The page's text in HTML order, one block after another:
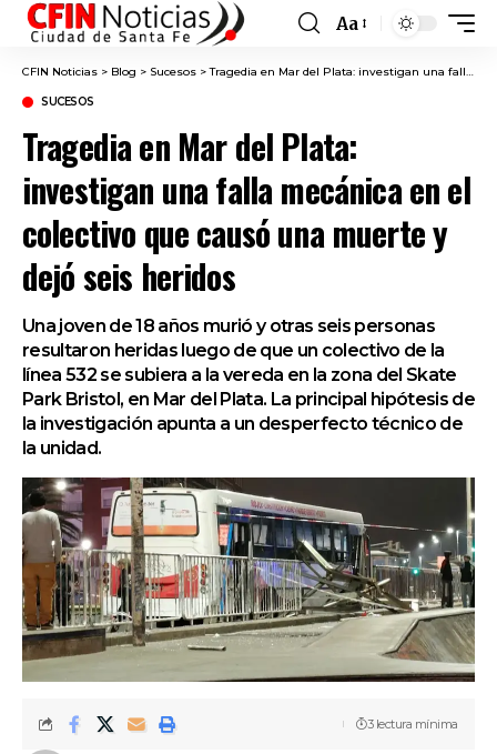
Font
Resizer
Aa
CFIN Noticias > Blog > Sucesos >Tragedia en Mar del Plata: investigan una falla mecánica en el colectivo que causó una muerte y dejó seis heridos
SUCESOS
Tragedia en Mar del Plata:
investigan una falla mecánica en el
colectivo que causó una muerte y
dejó seis heridos
Una joven de 18 años murió y otras seis personas
resultaron heridas luego de que un colectivo de la
línea 532 se subiera a la vereda en la zona del Skate
Park Bristol, en Mar del Plata. La principal hipótesis de
la investigación apunta a un desperfecto técnico de
la unidad.
3 lectura mínima